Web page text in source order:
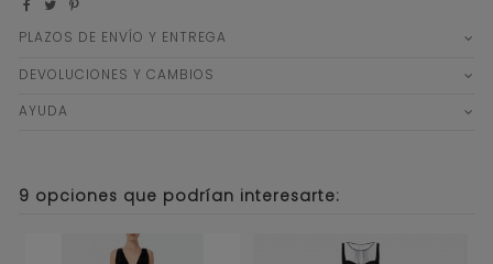
PLAZOS DE ENVÍO Y ENTREGA
DEVOLUCIONES Y CAMBIOS
AYUDA
9 opciones que podrían interesarte: